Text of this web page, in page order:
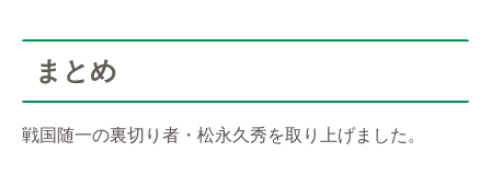
まとめ
戦国随一の裏切り者・松永久秀を取り上げました。